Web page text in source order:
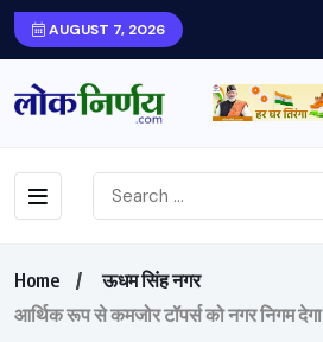
AUGUST 7, 2026
Home
ऊधम सिंह नगर
आर्थिक रूप से कमजोर टॉपर्स को नगर निगम